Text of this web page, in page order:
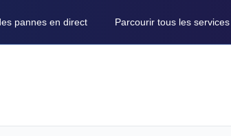
pannes en direct Parcourir tous les services